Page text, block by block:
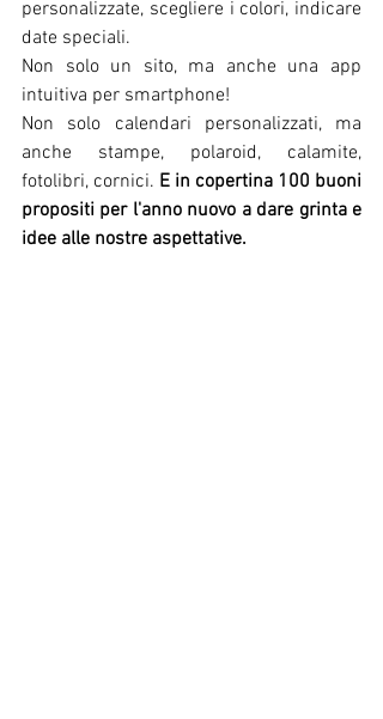
personalizzate, scegliere i colori, indicare
date speciali.
Non solo un sito, ma anche una app
intuitiva per smartphone!
Non solo calendari personalizzati, ma
anche stampe, polaroid, calamite,
fotolibri, cornici. E in copertina 100 buoni
propositi per l'anno nuovo a dare grinta e
idee alle nostre aspettative.